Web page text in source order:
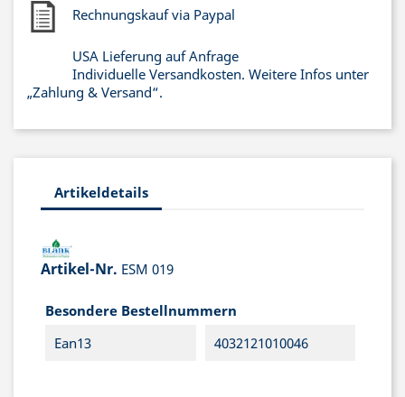
Rechnungskauf via Paypal
USA Lieferung auf Anfrage
Individuelle Versandkosten. Weitere Infos unter
„Zahlung & Versand“.
Artikeldetails
Artikel-Nr. ESM 019
Besondere Bestellnummern
Ean13
4032121010046